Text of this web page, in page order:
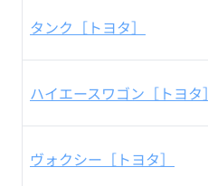
タンク［トヨタ］
ハイエースワゴン［トヨタ］
ヴォクシー［トヨタ］